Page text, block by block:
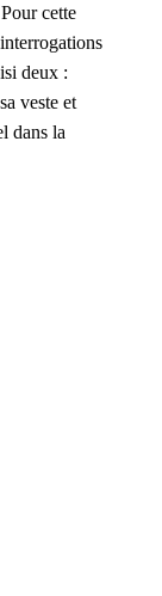
cette
deux :
veste et
dans la